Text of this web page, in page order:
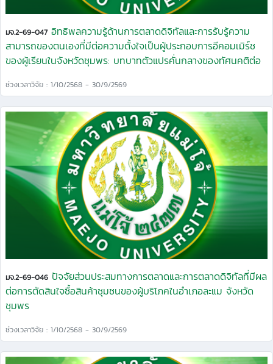
มจ.2-69-047อิทธิพลความรู้ด้านการตลาดดิจิทัลและการรับรู้ความ
สามารถของตนเองที่มีต่อความตั้งใจเป็นผู้ประกอบการอีคอมเมิร์ช
ของผู้เรียนในจังหวัดชุมพร: บทบาทตัวแปรคั่นกลางของทัศนคติต่อ
ช่วงเวลาวิจัย : 1/10/2568 - 30/9/2569
มจ.2-69-046 ปัจจัยส่วนประสมทางการตลาดและการตลาดดิจิทัลที่มีผล
ต่อการตัดสินใจซื้อสินค้าชุมชนของผู้บริโภคในอำเภอละแม จังหวัด
ชุมพร
ช่วงเวลาวิจัย : 1/10/2568 - 30/9/2569